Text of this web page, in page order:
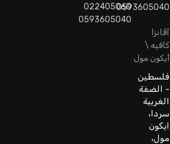
0593605040
022405060
0593605040
آڤانزا
كافيه \
أيكون مول
فلسطين
- الضفة
الغربية
سردا،
ايكون
مول،